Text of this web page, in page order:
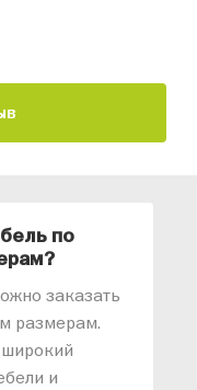
по
заказать
размерам.
и